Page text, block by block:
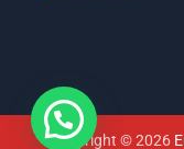
Copyright © 2026